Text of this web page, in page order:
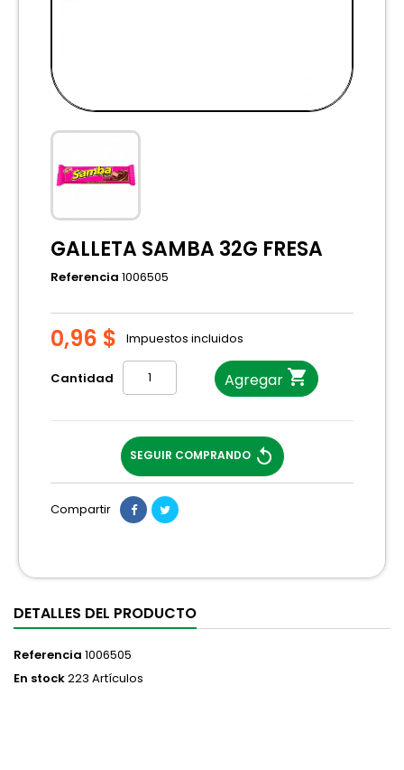
GALLETA SAMBA 32G FRESA
Referencia 1006505
0,96 $ Impuestos incluidos
Cantidad Agregar 
SEGUIR COMPRANDO replay
Compartir
DETALLES DEL PRODUCTO
Referencia 1006505
En stock223 Artículos